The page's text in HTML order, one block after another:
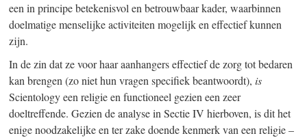
een in principe betekenisvol en betrouwbaar kader, waarbinnen
doelmatige menselijke activiteiten mogelijk en effectief kunnen
zijn.
In de zin dat ze voor haar aanhangers effectief de zorg tot bedaren
kan brengen (zo niet hun vragen specifiek beantwoordt), is
Scientology een religie en functioneel gezien een zeer
doeltreffende. Gezien de analyse in Sectie IV hierboven, is dit het
enige noodzakelijke en ter zake doende kenmerk van een religie –